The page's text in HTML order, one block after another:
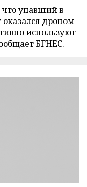
упавший в
дроном-
используют
БГНЕС.